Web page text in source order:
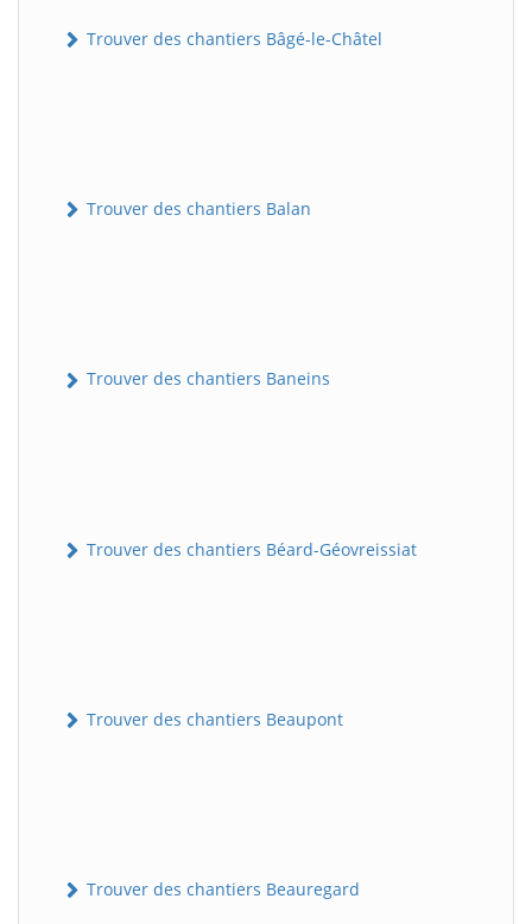
Trouver des chantiers Bâgé-le-Châtel
Trouver des chantiers Balan
Trouver des chantiers Baneins
Trouver des chantiers Béard-Géovreissiat
Trouver des chantiers Beaupont
Trouver des chantiers Beauregard